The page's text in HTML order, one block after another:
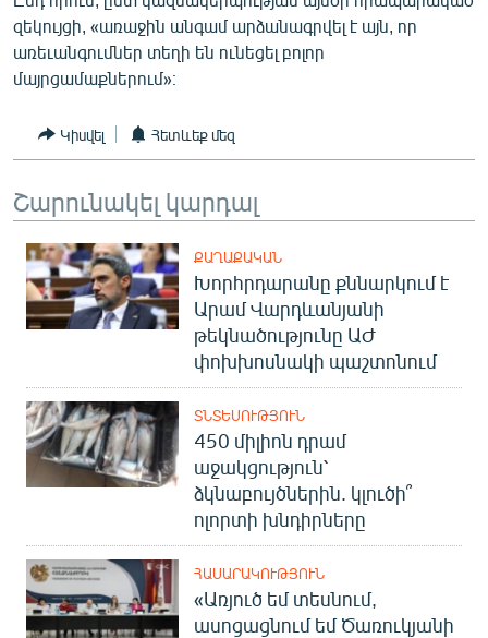
ՁԳՏԵԼՈՎ ԼԱՎԱԳՈՒՅՆԻՆ
ՓՈԴՔԱՍԹ
Հայերեն
Русский
ՀԵՏԵՎԵՔ ՄԵԶ
«Ազատության» բոլոր կայքերը
զեկույցի, «առաջին անգամ արձանագրվել է այն, որ
առեւանգումներ տեղի են ունեցել բոլոր
մայրցամաքներում»։
Կիսվել Հետևեք մեզ
Շարունակել կարդալ
ՔԱՂԱՔԱԿԱՆ
Խորհրդարանը քննարկում է
Արամ Վարդևանյանի
թեկնածությունը ԱԺ
փոխխոսնակի պաշտոնում
ՏՆՏԵՍՈՒԹՅՈՒՆ
450 միլիոն դրամ
աջակցություն՝
ձկնաբույծներին. կլուծի՞
ոլորտի խնդիրները
ՀԱՍԱՐԱԿՈՒԹՅՈՒՆ
«Առյուծ եմ տեսնում,
ասոցացնում եմ Ծառուկյանի